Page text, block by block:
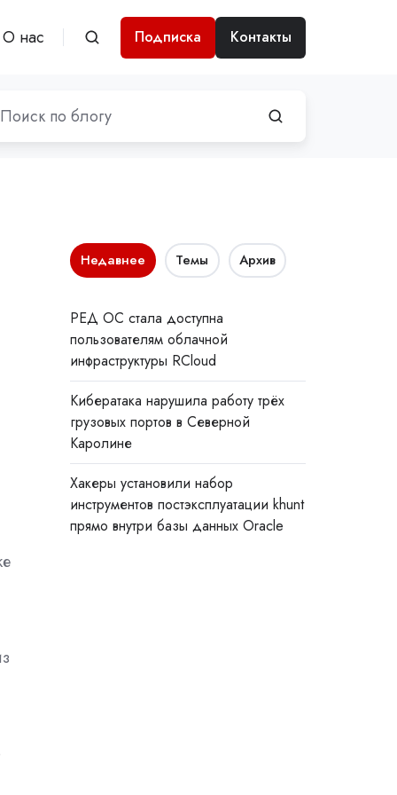
О нас Подписка Контакты
Недавнее Темы Архив
РЕД ОС стала доступна
пользователям облачной
инфраструктуры RCloud
Кибератака нарушила работу трёх
грузовых портов в Северной
Каролине
Хакеры установили набор
инструментов постэксплуатации khunt
прямо внутри базы данных Oracle